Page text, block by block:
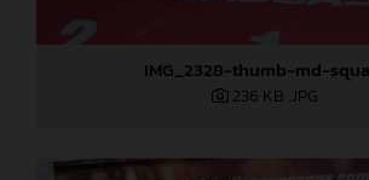
IMG_2328-thumb-md-
236 KB .JPG